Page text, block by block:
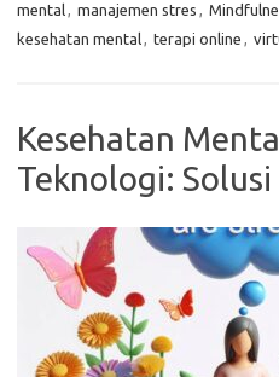
mental, manajemen stres ,
kesehatan mental, terapi online ,
Kesehatan
Teknologi: